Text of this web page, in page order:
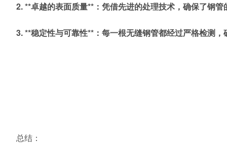
2. **卓越的表面质量**：凭借先进的处理技术，确保了钢
3. **稳定性与可靠性**：每一根无缝钢管都经过严格检测
总结：